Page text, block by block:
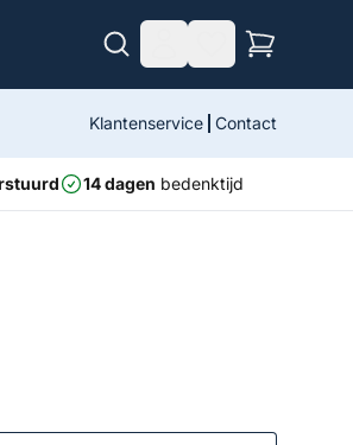
Klantenservice Contact
14 dagen bedenktijd